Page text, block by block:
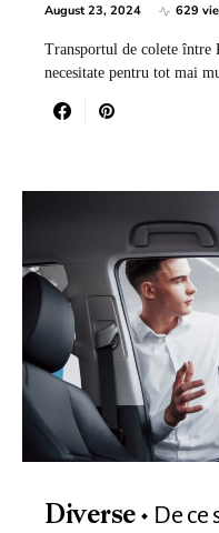
August 23, 2024 629
Transportul de colete între
necesitate pentru tot mai
Diverse
De ce